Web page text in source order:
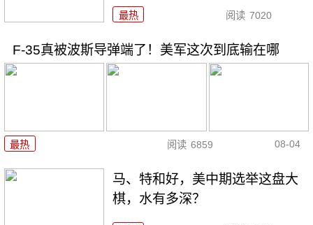
最热 阅读 7020
F-35真被波斯导弹端了！美军这次到底输在哪
最热 阅读 6859 08-04
马、特和好，美中期选举这盘大
棋，水有多深？